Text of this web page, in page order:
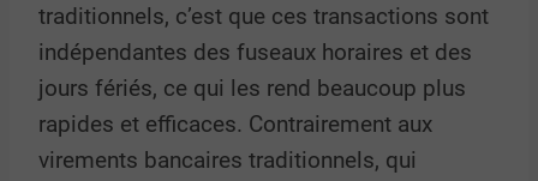
traditionnels, c’est que ces transactions sont
indépendantes des fuseaux horaires et des
jours fériés, ce qui les rend beaucoup plus
rapides et efficaces. Contrairement aux
virements bancaires traditionnels, qui